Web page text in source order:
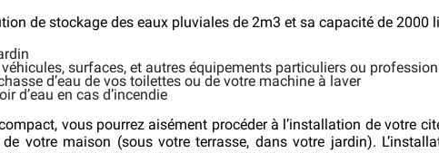
de stockage des eaux pluviales de 2m3 et sa capacité de 2000
surfaces, et autres équipements particuliers ou
d’eau de vos toilettes ou de votre machine à laver
d’eau en cas d’incendie
vous pourrez aisément procéder à l’installation de votre
votre maison (sous votre terrasse, dans votre jardin).